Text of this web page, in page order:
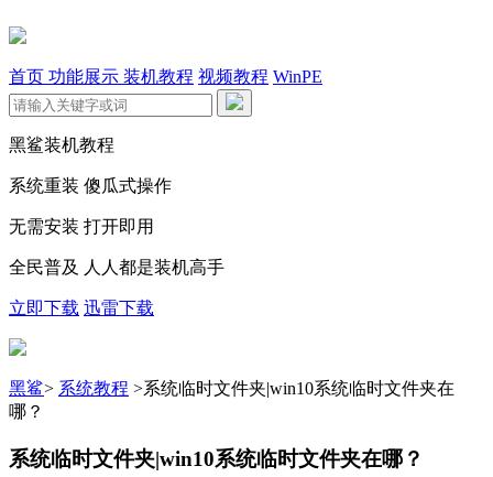
首页 功能展示 装机教程 视频教程 WinPE
黑鲨装机教程
系统重装 傻瓜式操作
无需安装 打开即用
全民普及 人人都是装机高手
立即下载 迅雷下载
黑鲨> 系统教程 >系统临时文件夹|win10系统临时文件夹在
哪？
系统临时文件夹|win10系统临时文件夹在哪？